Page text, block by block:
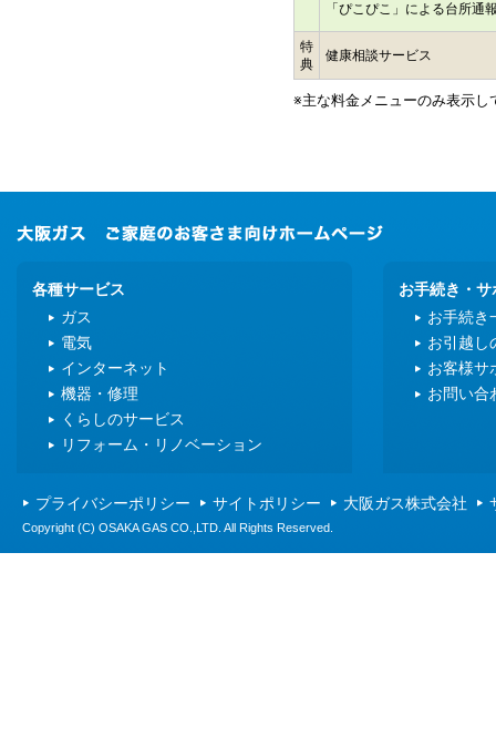
「ぴこぴこ」による台所通
特
典
健康相談サービス
※主な料金メニューのみ表示し
各種サービス
ガス
電気
インターネット
機器・修理
くらしのサービス
リフォーム・リノベーション
お手続き・サ
お手続き
お引越し
お客様サ
お問い合
プライバシーポリシー サイトポリシー 大阪ガス株式会社
Copyright (C) OSAKA GAS CO.,LTD. All Rights Reserved.